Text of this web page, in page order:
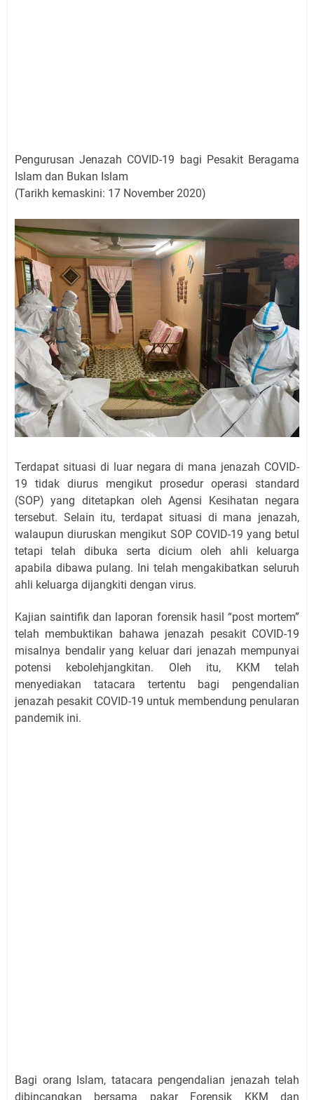
Pengurusan Jenazah COVID-19 bagi Pesakit Beragama
Islam dan Bukan Islam
(Tarikh kemaskini: 17 November 2020)
Terdapat situasi di luar negara di mana jenazah COVID-
19 tidak diurus mengikut prosedur operasi standard
(SOP) yang ditetapkan oleh Agensi Kesihatan negara
tersebut. Selain itu, terdapat situasi di mana jenazah,
walaupun diuruskan mengikut SOP COVID-19 yang betul
tetapi telah dibuka serta dicium oleh ahli keluarga
apabila dibawa pulang. Ini telah mengakibatkan seluruh
ahli keluarga dijangkiti dengan virus.
Kajian saintifik dan laporan forensik hasil “post mortem”
telah membuktikan bahawa jenazah pesakit COVID-19
misalnya bendalir yang keluar dari jenazah mempunyai
potensi kebolehjangkitan. Oleh itu, KKM telah
menyediakan tatacara tertentu bagi pengendalian
jenazah pesakit COVID-19 untuk membendung penularan
pandemik ini.
Bagi orang Islam, tatacara pengendalian jenazah telah
dibincangkan bersama pakar Forensik KKM dan